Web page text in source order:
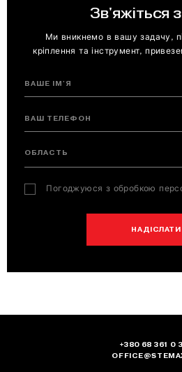
Зв'яжіться
Ми вникнемо в вашу задачу,
кріплення та інструмент,
ВАШЕ ІМ'Я
ВАШ ТЕЛЕФОН
ОБЛАСТЬ
Погоджуюся з обробкою
НАДІСЛАТИ
+380 68 361 0